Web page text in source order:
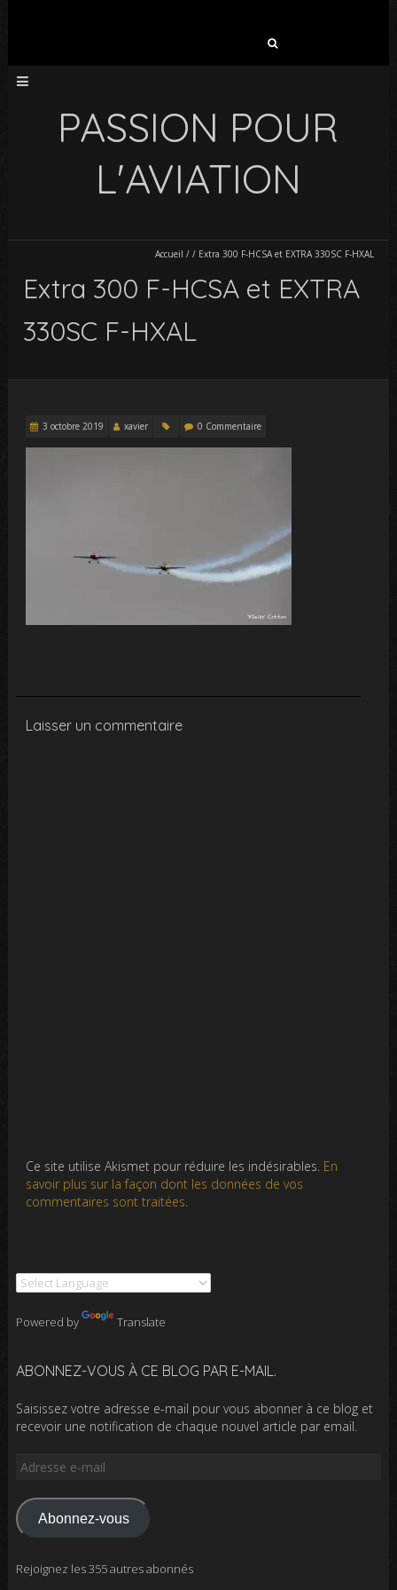
PASSION POUR
L'AVIATION
Accueil / / Extra 300 F-HCSA et EXTRA 330SC F-HXAL
Extra 300 F-HCSA et EXTRA
330SC F-HXAL
3 octobre 2019 xavier 0 Commentaire
Laisser un commentaire
Ce site utilise Akismet pour réduire les indésirables. En
savoir plus sur la façon dont les données de vos
commentaires sont traitées.
Powered by Translate
ABONNEZ-VOUS À CE BLOG PAR E-MAIL.
Saisissez votre adresse e-mail pour vous abonner à ce blog et
recevoir une notification de chaque nouvel article par email.
Adresse
mail
Abonnez-vous
Rejoignez les 355 autres abonnés